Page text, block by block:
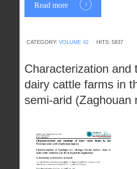
Read more
CATEGORY: VOLUME 42 HITS: 5837
Characterization and
dairy cattle farms in
semi-arid (Zaghouan